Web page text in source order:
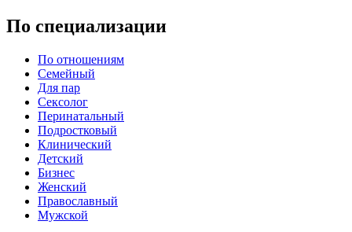
По специализации
По отношениям
Семейный
Для пар
Сексолог
Перинатальный
Подростковый
Клинический
Детский
Бизнес
Женский
Православный
Мужской